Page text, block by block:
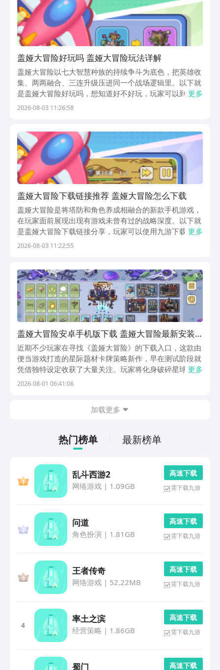
盖娅大冒险好玩吗 盖娅大冒险玩法详解
盖娅大冒险以七大智慧种族的持续争斗为底色，把英雄收
集、两两融合、三连升级压进同一个战场逻辑里。以下就
是盖娅大冒险好玩吗，想知道好不好玩，玩家可以到九游
预约游戏，它是手游福利最好的APP，也是阿里巴巴灵犀
更多
2026-08-03 11:26:58
盖娅大冒险下载链接推荐 盖娅大冒险怎么下载
盖娅大冒险是将塔防和角色养成相融合的新款手机游戏，
在玩家面前展现出现有游戏未曾有过的战略深度。以下就
是盖娅大冒险下载链接分享，玩家可以使用九游下载游
戏，它是手游福利最好的APP，也是阿里巴巴灵犀互娱旗
更多
2026-08-03 11:22:55
盖娅大冒险安卓手机版下载 盖娅大冒险最新安装
包获取与安装攻略
近期不少玩家在寻找《盖娅大冒险》的下载入口，这款由
便当游戏打造的星际题材卡牌策略新作，早在测试阶段就
凭借独特设定收获了大量关注。玩家将化身破碎星球意
志“盖娅”，驾驶一艘故障飞船穿梭于浩瀚星海，逐步整合
更多
2026-08-01 06:41:06
加载更多
热门榜单 最新榜单
乱斗西游2
网络游戏| 1.09GB
高 速 下 载
需下载九游
问道
角色扮演 | 1.81GB
高 速 下 载
需下载九游
王者传奇
网络游戏| 52.22MB
高 速 下 载
需下载九游
4
率土之滨
经营策略 | 1.86GB
高 速 下 载
需下载九游
蜀门 高 速 下 载